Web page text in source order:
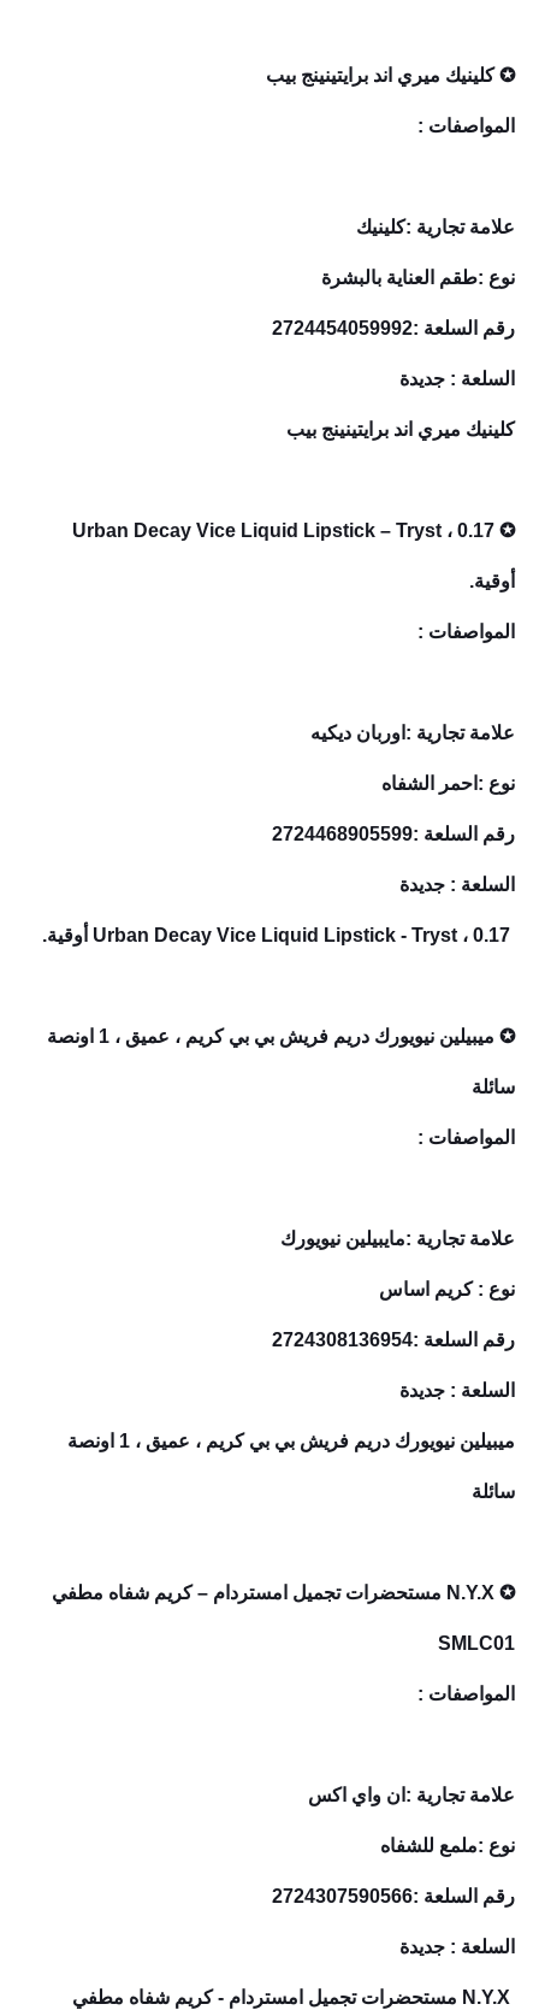
✪ كلينيك ميري اند برايتينينج بيب
المواصفات :
علامة تجارية :كلينيك
نوع :طقم العناية بالبشرة
رقم السلعة :2724454059992
السلعة : جديدة
كلينيك ميري اند برايتينينج بيب
✪ Urban Decay Vice Liquid Lipstick – Tryst ، 0.17
أوقية.
المواصفات :
علامة تجارية :اوربان ديكيه
نوع :احمر الشفاه
رقم السلعة :2724468905599
السلعة : جديدة
✪ ميبيلين نيويورك دريم فريش بي بي كريم ، عميق ، 1 اونصة
سائلة
المواصفات :
علامة تجارية :مايبيلين نيويورك
نوع : كريم اساس
رقم السلعة :2724308136954
السلعة : جديدة
ميبيلين نيويورك دريم فريش بي بي كريم ، عميق ، 1 اونصة
سائلة
✪ N.Y.X مستحضرات تجميل امستردام – كريم شفاه مطفي
SMLC01
المواصفات :
علامة تجارية :ان واي اكس
نوع :ملمع للشفاه
رقم السلعة :2724307590566
السلعة : جديدة
N.Y.X مستحضرات تجميل امستردام - كريم شفاه مطفي